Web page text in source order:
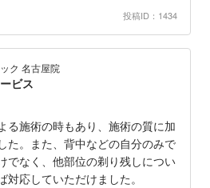
投稿ID：1434
ク 名古屋院
ビス
る施術の時もあり、施術の質に加
た。また、背中などの自分のみで
でなく、他部位の剃り残しについ
応していただけました。